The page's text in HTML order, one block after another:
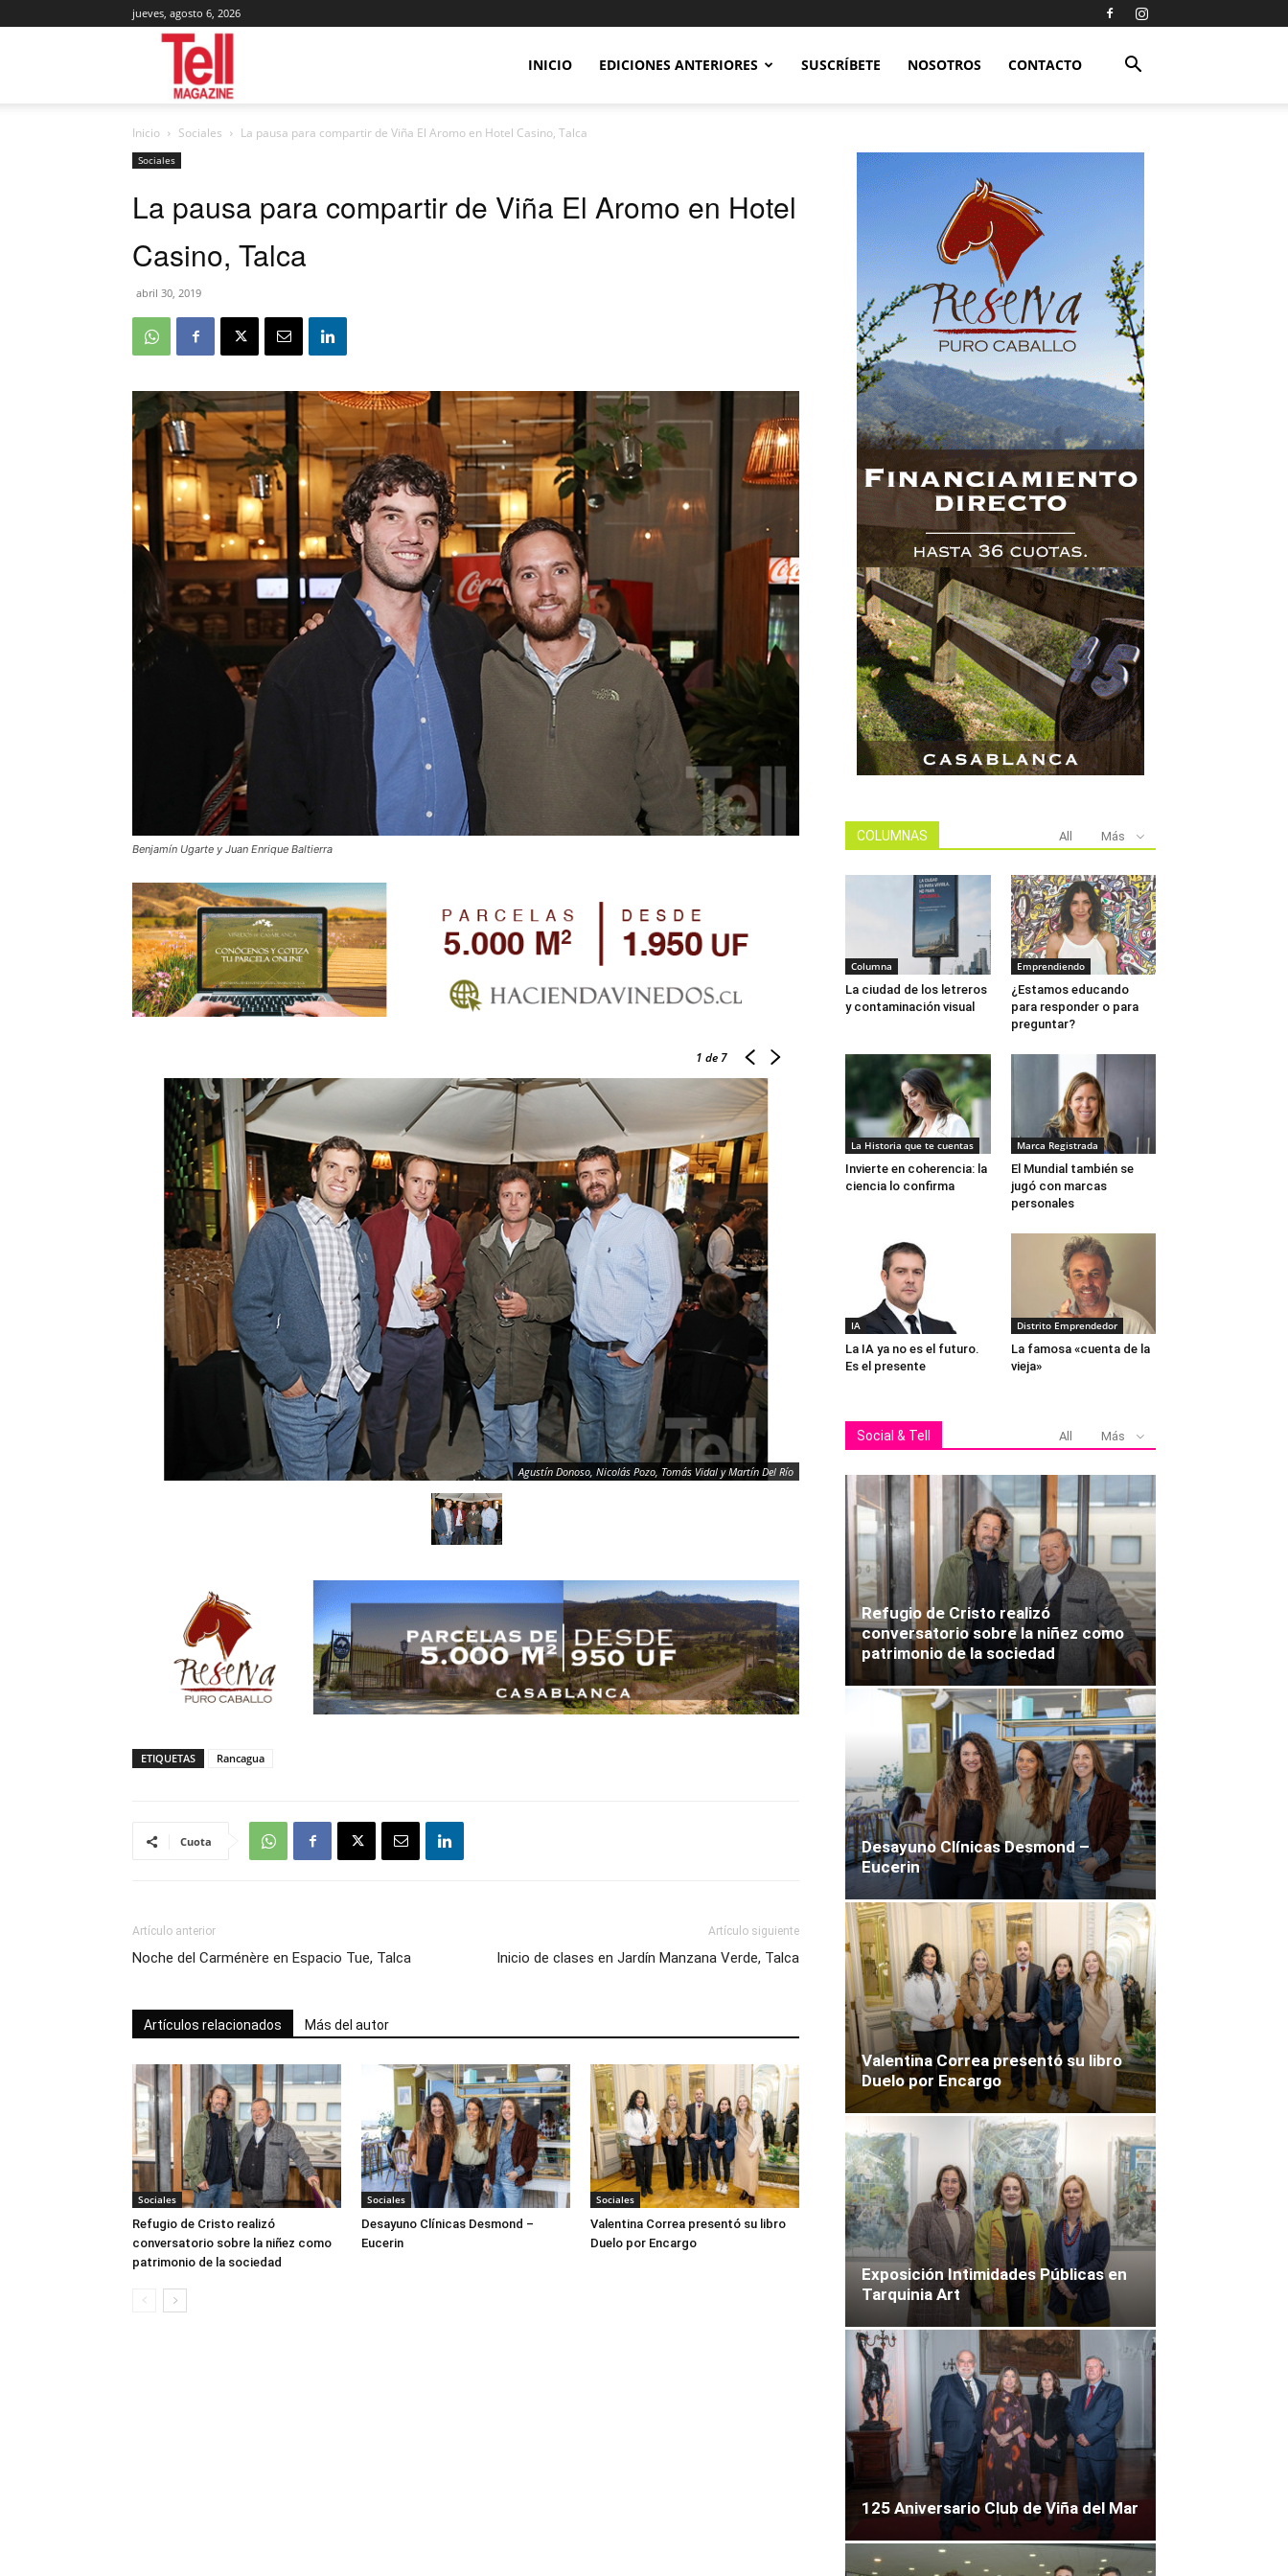
jueves, agosto 6, 2026
Magazine
INICIO EDICIONES ANTERIORES SUSCRÍBETE NOSOTROS CONTACTO
Inicio Sociales La pausa para compartir de Viña El Aromo en Hotel Casino, Talca
Sociales
La pausa para compartir de Viña El Aromo en Hotel
Casino, Talca
abril 30, 2019
Benjamín Ugarte y Juan Enrique Baltierra
1 de 7
Agustín Donoso, Nicolás Pozo, Tomás Vidal y Martín Del Río
ETIQUETAS Rancagua
Cuota
Artículo anterior
Noche del Carménère en Espacio Tue, Talca
Artículo siguiente
Inicio de clases en Jardín Manzana Verde, Talca
Artículos relacionados Más del autor
Sociales
Refugio de Cristo realizó
conversatorio sobre la niñez como
patrimonio de la sociedad
Sociales
Desayuno Clínicas Desmond –
Eucerin
Sociales
Valentina Correa presentó su libro
Duelo por Encargo
COLUMNAS All Más
Columna
La ciudad de los letreros
y contaminación visual
Emprendiendo
¿Estamos educando
para responder o para
preguntar?
La Historia que te cuentas
Invierte en coherencia: la
ciencia lo confirma
Marca Registrada
El Mundial también se
jugó con marcas
personales
IA
La IA ya no es el futuro.
Es el presente
Distrito Emprendedor
La famosa «cuenta de la
vieja»
Social & Tell All Más
Refugio de Cristo realizó
conversatorio sobre la niñez como
patrimonio de la sociedad
Desayuno Clínicas Desmond –
Eucerin
Valentina Correa presentó su libro
Duelo por Encargo
Exposición Intimidades Públicas en
Tarquinia Art
125 Aniversario Club de Viña del Mar